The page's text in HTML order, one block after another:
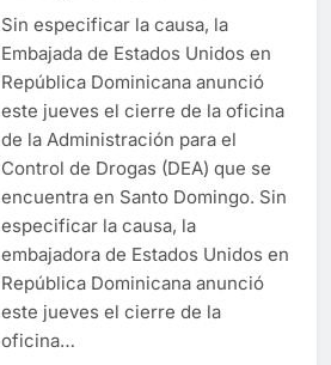
Sin especificar la causa, la
Embajada de Estados Unidos en
República Dominicana anunció
este jueves el cierre de la oficina
de la Administración para el
Control de Drogas (DEA) que se
encuentra en Santo Domingo. Sin
especificar la causa, la
embajadora de Estados Unidos en
República Dominicana anunció
este jueves el cierre de la
oficina…